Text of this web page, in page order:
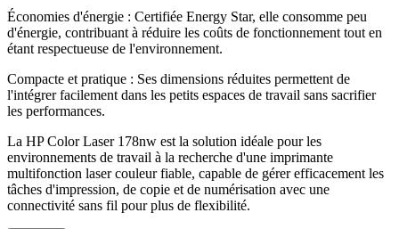
Économies d'énergie : Certifiée Energy Star, elle consomme peu
d'énergie, contribuant à réduire les coûts de fonctionnement tout en
étant respectueuse de l'environnement.
Compacte et pratique : Ses dimensions réduites permettent de
l'intégrer facilement dans les petits espaces de travail sans sacrifier
les performances.
La HP Color Laser 178nw est la solution idéale pour les
environnements de travail à la recherche d'une imprimante
multifonction laser couleur fiable, capable de gérer efficacement les
tâches d'impression, de copie et de numérisation avec une
connectivité sans fil pour plus de flexibilité.